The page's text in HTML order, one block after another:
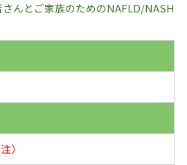
んとご家族のためのNAFLD/NASH
注）